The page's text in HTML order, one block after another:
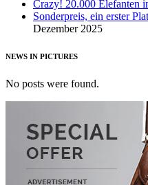
Crazy! 20.000 Elefanten
Sonderpreis, ein erster
Dezember 2025
NEWS IN PICTURES
No posts were found.